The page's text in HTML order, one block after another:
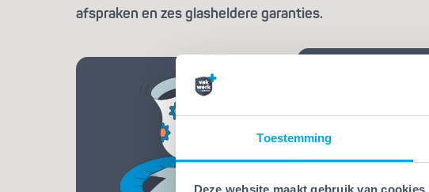
Toestemming
afspraken en zes glasheldere garanties.